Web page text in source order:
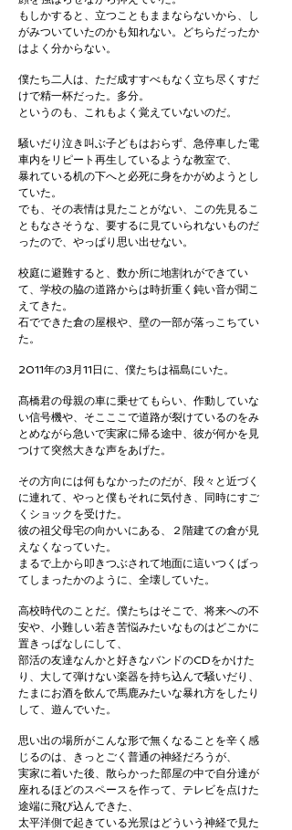
もしかすると、立つこともままならないから、し
がみついていたのかも知れない。どちらだったか
はよく分からない。
僕たち二人は、ただ成すすべもなく立ち尽くすだ
けで精一杯だった。多分。
というのも、これもよく覚えていないのだ。
騒いだり泣き叫ぶ子どもはおらず、急停車した電
車内をリピート再生しているような教室で、
暴れている机の下へと必死に身をかがめようとし
ていた。
でも、その表情は見たことがない、この先見るこ
ともなさそうな、要するに見ていられないものだ
ったので、やっぱり思い出せない。
校庭に避難すると、数か所に地割れができてい
て、学校の脇の道路からは時折重く鈍い音が聞こ
えてきた。
石でできた倉の屋根や、壁の一部が落っこちてい
た。
2011年の3月11日に、僕たちは福島にいた。
髙橋君の母親の車に乗せてもらい、作動していな
い信号機や、そこここで道路が裂けているのをみ
とめながら急いで実家に帰る途中、彼が何かを見
つけて突然大きな声をあげた。
その方向には何もなかったのだが、段々と近づく
に連れて、やっと僕もそれに気付き、同時にすご
くショックを受けた。
彼の祖父母宅の向かいにある、２階建ての倉が見
えなくなっていた。
まるで上から叩きつぶされて地面に這いつくばっ
てしまったかのように、全壊していた。
高校時代のことだ。僕たちはそこで、将来への不
安や、小難しい若き苦悩みたいなものはどこかに
置きっぱなしにして、
部活の友達なんかと好きなバンドのCDをかけた
り、大して弾けない楽器を持ち込んで騒いだり、
たまにお酒を飲んで馬鹿みたいな暴れ方をしたり
して、遊んでいた。
思い出の場所がこんな形で無くなることを辛く感
じるのは、きっとごく普通の神経だろうが、
実家に着いた後、散らかった部屋の中で自分達が
座れるほどのスペースを作って、テレビを点けた
途端に飛び込んできた、
太平洋側で起きている光景はどういう神経で見た